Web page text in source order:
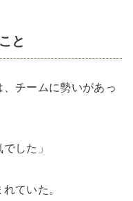
と
、チームに勢いがあっ
した」
ていた。